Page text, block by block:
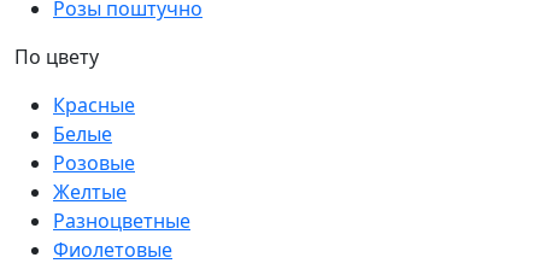
Розы поштучно
По цвету
Красные
Белые
Розовые
Желтые
Разноцветные
Фиолетовые